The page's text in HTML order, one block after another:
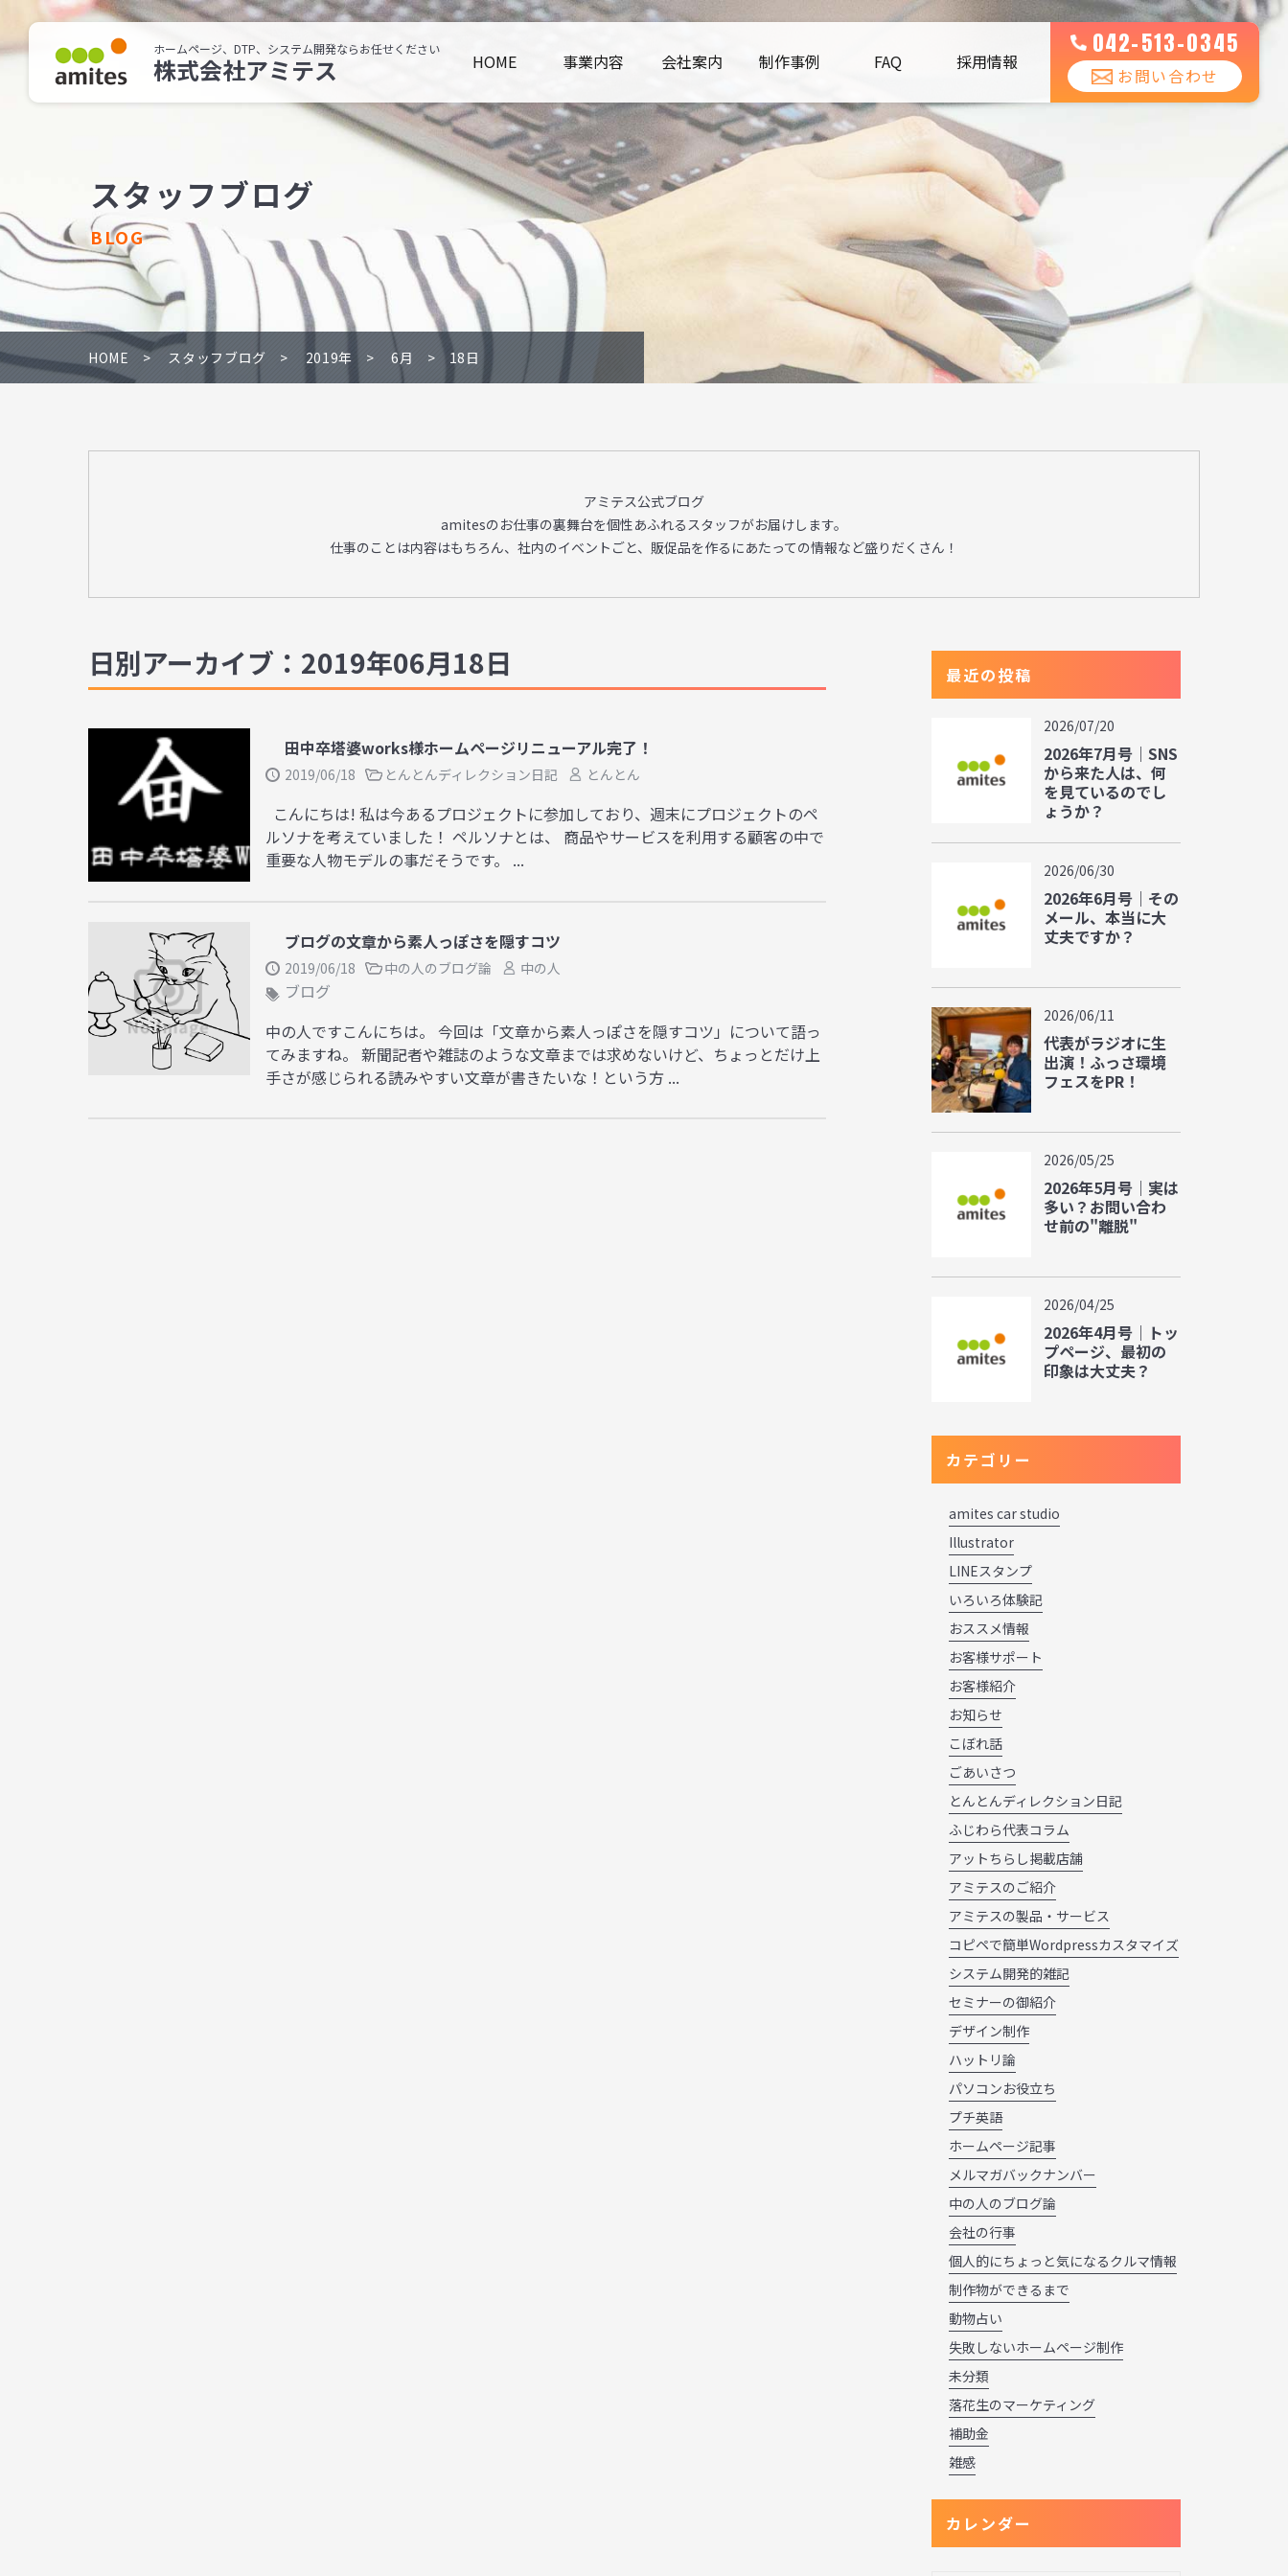
ホームページ、DTP、システム開発ならお任せください
株式会社アミテス HOME 事業内容 会社案内 制作事例 FAQ 採用情報
042-513-0345
お問い合わせ
スタッフブログ
BLOG
HOME スタッフブログ 2019年 6月 18日
アミテス公式ブログ
amitesのお仕事の裏舞台を個性あふれるスタッフがお届けします。
仕事のことは内容はもちろん、 社内のイベントごと、販促品を作るにあたっての情報など盛りだくさん！
日別アーカイブ：2019年06月18日
田中卒塔婆works様ホームページリニューアル完了！
2019/06/18 とんとんディレクション日記 とんとん
こんにちは! 私は今あるプロジェクトに参加しており、週末にプロジェクトのペ
ルソナを考えていました！ ペルソナとは、 商品やサービスを利用する顧客の中で
重要な人物モデルの事だそうです。 ...
ブログの文章から素人っぽさを隠すコツ
2019/06/18 中の人のブログ論 中の人
ブログ
中の人ですこんにちは。 今回は「文章から素人っぽさを隠すコツ」について語っ
てみますね。 新聞記者や雑誌のような文章までは求めないけど、ちょっとだけ上
手さが感じられる読みやすい文章が書きたいな！という方 ...
最近の投稿
2026/07/20
2026年7月号｜SNS
から来た人は、何
を見ているのでし
ょうか？
2026/06/30
2026年6月号｜その
メール、本当に大
丈夫ですか？
2026/06/11
代表がラジオに生
出演！ふっさ環境
フェスをPR！
2026/05/25
2026年5月号｜実は
多い？お問い合わ
せ前の"離脱"
2026/04/25
2026年4月号｜トッ
プページ、最初の
印象は大丈夫？
カテゴリー
amites car studio
Illustrator
LINEスタンプ
いろいろ体験記
おススメ情報
お客様サポート
お客様紹介
お知らせ
こぼれ話
ごあいさつ
とんとんディレクション日記
ふじわら代表コラム
アットちらし掲載店舗
アミテスのご紹介
アミテスの製品・サービス
コピペで簡単Wordpressカスタマイズ
システム開発的雑記
セミナーの御紹介
デザイン制作
ハットリ論
パソコンお役立ち
プチ英語
ホームページ記事
メルマガバックナンバー
中の人のブログ論
会社の行事
個人的にちょっと気になるクルマ情報
制作物ができるまで
動物占い
失敗しないホームページ制作
未分類
落花生のマーケティング
補助金
雑感
カレンダー